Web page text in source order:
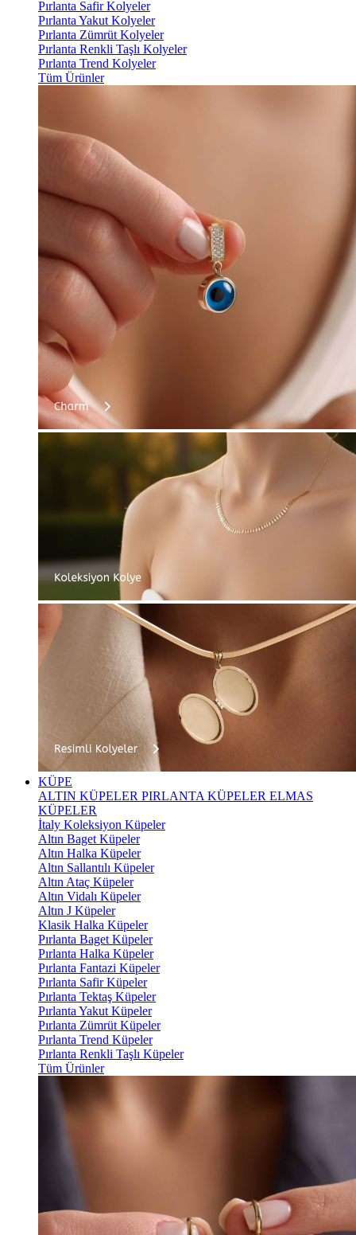
Pırlanta Safir Kolyeler
Pırlanta Yakut Kolyeler
Pırlanta Zümrüt Kolyeler
Pırlanta Renkli Taşlı Kolyeler
Pırlanta Trend Kolyeler
Tüm Ürünler
KÜPE
ALTIN KÜPELER PIRLANTA KÜPELER ELMAS
KÜPELER
İtaly Koleksiyon Küpeler
Altın Baget Küpeler
Altın Halka Küpeler
Altın Sallantılı Küpeler
Altın Ataç Küpeler
Altın Vidalı Küpeler
Altın J Küpeler
Klasik Halka Küpeler
Pırlanta Baget Küpeler
Pırlanta Halka Küpeler
Pırlanta Fantazi Küpeler
Pırlanta Safir Küpeler
Pırlanta Tektaş Küpeler
Pırlanta Yakut Küpeler
Pırlanta Zümrüt Küpeler
Pırlanta Trend Küpeler
Pırlanta Renkli Taşlı Küpeler
Tüm Ürünler